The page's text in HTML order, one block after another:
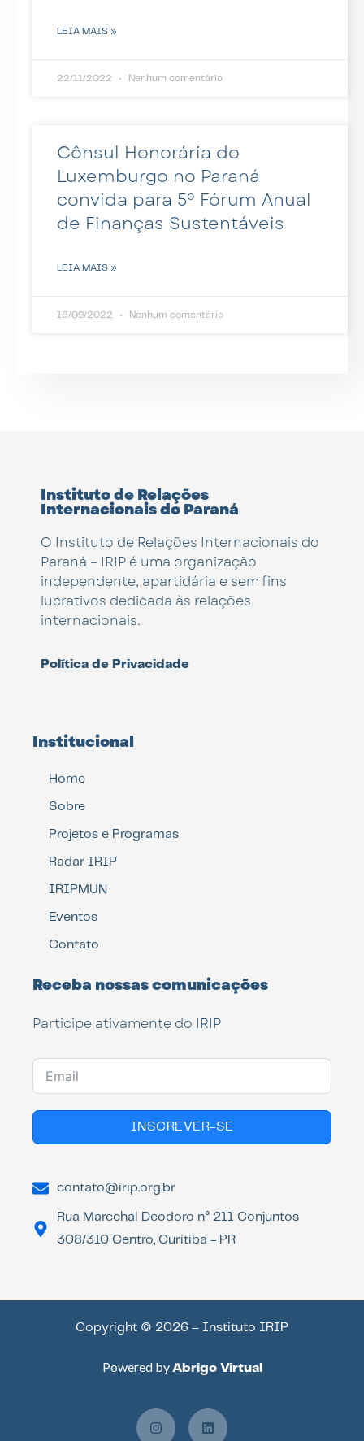
LEIA MAIS »
22/11/2022 Nenhum comentário
Cônsul Honorária do
Luxemburgo no Paraná
convida para 5º Fórum Anual
de Finanças Sustentáveis
LEIA MAIS »
15/09/2022 Nenhum comentário
Instituto de Relações
Internacionais do Paraná
O Instituto de Relações Internacionais do
Paraná – IRIP é uma organização
independente, apartidária e sem fins
lucrativos dedicada às relações
internacionais.
Política de Privacidade
Institucional
Home
Sobre
Projetos e Programas
Radar IRIP
IRIPMUN
Eventos
Contato
Receba nossas comunicações
Participe ativamente do IRIP
INSCREVER-SE
contato@irip.org.br
Rua Marechal Deodoro n° 211 Conjuntos
308/310 Centro, Curitiba - PR
Copyright © 2026 – Instituto IRIP
Powered by Abrigo Virtual